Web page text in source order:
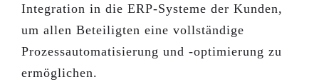
Integration in die ERP-Systeme der Kunden,
um allen Beteiligten eine vollständige
Prozessautomatisierung und -optimierung zu
ermöglichen.